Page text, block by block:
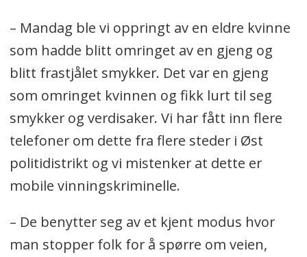
– Mandag ble vi oppringt av en eldre kvinne
som hadde blitt omringet av en gjeng og
blitt frastjålet smykker. Det var en gjeng
som omringet kvinnen og fikk lurt til seg
smykker og verdisaker. Vi har fått inn flere
telefoner om dette fra flere steder i Øst
politidistrikt og vi mistenker at dette er
mobile vinningskriminelle.
– De benytter seg av et kjent modus hvor
man stopper folk for å spørre om veien,